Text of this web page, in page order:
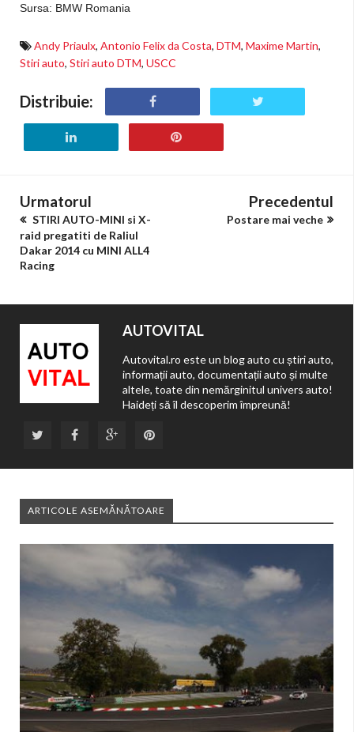
Sursa: BMW Romania
Andy Priaulx, Antonio Felix da Costa, DTM, Maxime Martin,
Stiri auto, Stiri auto DTM, USCC
Distribuie:
Urmatorul
STIRI AUTO-MINI si X-
raid pregatiti de Raliul
Dakar 2014 cu MINI ALL4
Racing
Precedentul
Postare mai veche
AUTOVITAL
Autovital.ro este un blog auto cu știri auto,
informații auto, documentații auto și multe
altele, toate din nemărginitul univers auto!
Haideți să îl descoperim împreună!
ARTICOLE ASEMĂNĂTOARE